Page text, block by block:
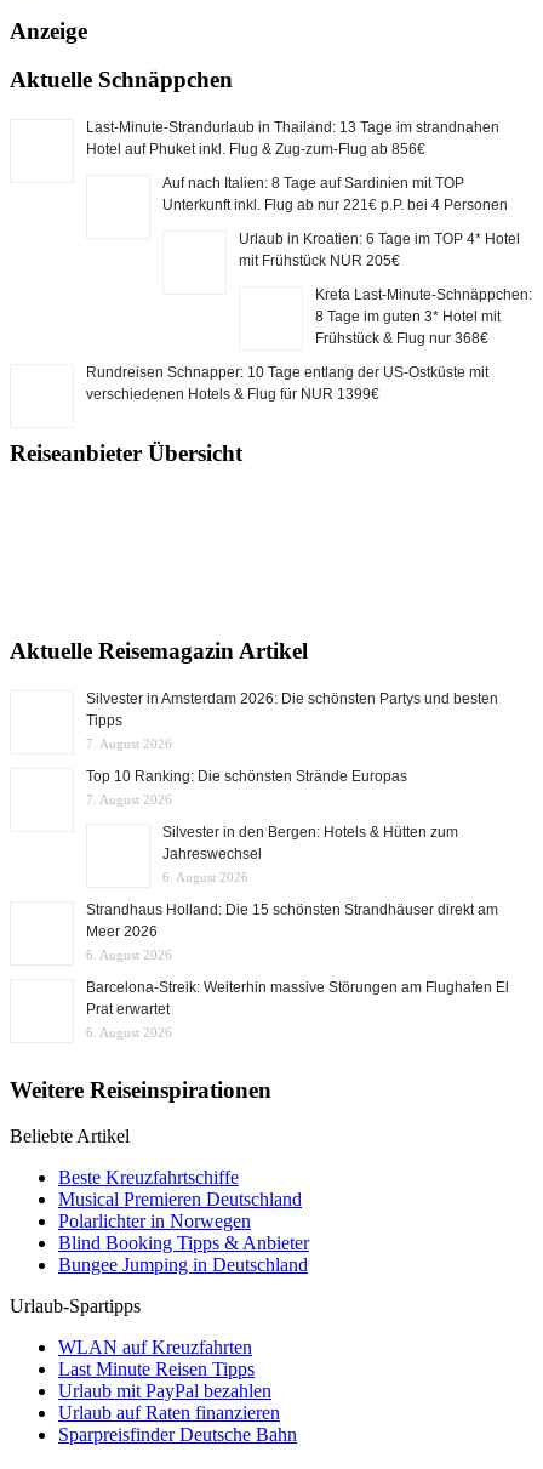
Anzeige
Aktuelle Schnäppchen
Last-Minute-Strandurlaub in Thailand: 13 Tage im strandnahen
Hotel auf Phuket inkl. Flug & Zug-zum-Flug ab 856€
Auf nach Italien: 8 Tage auf Sardinien mit TOP
Unterkunft inkl. Flug ab nur 221€ p.P. bei 4 Personen
Urlaub in Kroatien: 6 Tage im TOP 4* Hotel
mit Frühstück NUR 205€
Kreta Last-Minute-Schnäppchen:
8 Tage im guten 3* Hotel mit
Frühstück & Flug nur 368€
Rundreisen Schnapper: 10 Tage entlang der US-Ostküste mit
verschiedenen Hotels & Flug für NUR 1399€
Reiseanbieter Übersicht
Aktuelle Reisemagazin Artikel
Silvester in Amsterdam 2026: Die schönsten Partys und besten
Tipps
7. August 2026
Top 10 Ranking: Die schönsten Strände Europas
7. August 2026
Silvester in den Bergen: Hotels & Hütten zum
Jahreswechsel
6. August 2026
Strandhaus Holland: Die 15 schönsten Strandhäuser direkt am
Meer 2026
6. August 2026
Barcelona-Streik: Weiterhin massive Störungen am Flughafen El
Prat erwartet
6. August 2026
Weitere Reiseinspirationen
Beliebte Artikel
Beste Kreuzfahrtschiffe
Musical Premieren Deutschland
Polarlichter in Norwegen
Blind Booking Tipps & Anbieter
Bungee Jumping in Deutschland
Urlaub-Spartipps
WLAN auf Kreuzfahrten
Last Minute Reisen Tipps
Urlaub mit PayPal bezahlen
Urlaub auf Raten finanzieren
Sparpreisfinder Deutsche Bahn